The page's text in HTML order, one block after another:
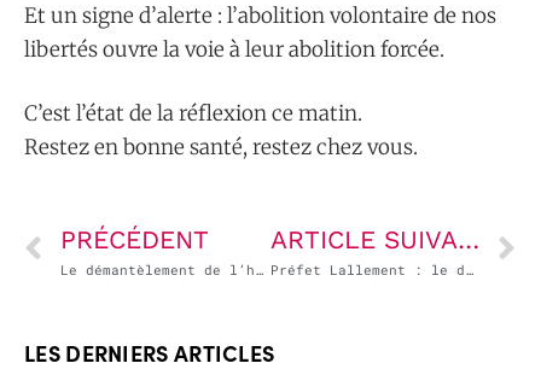
Et un signe d’alerte : l’abolition volontaire de nos
libertés ouvre la voie à leur abolition forcée.
C’est l’état de la réflexion ce matin.
Restez en bonne santé, restez chez vous.
PRÉCÉDENT
Le démantèlement de l’hôpital public n’est pas un fantasme
ARTICLE SUIVANT
Préfet Lallement : le dérapage de trop !
LES DERNIERS ARTICLES